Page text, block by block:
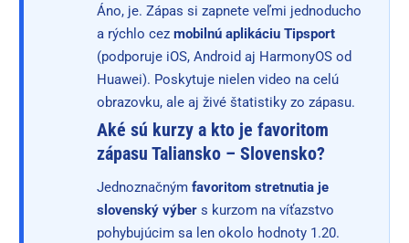
Áno, je. Zápas si zapnete veľmi jednoducho
a rýchlo cez mobilnú aplikáciu Tipsport
(podporuje iOS, Android aj HarmonyOS od
Huawei). Poskytuje nielen video na celú
obrazovku, ale aj živé štatistiky zo zápasu.
Aké sú kurzy a kto je favoritom
zápasu Taliansko – Slovensko?
Jednoznačným favoritom stretnutia je
slovenský výber s kurzom na víťazstvo
pohybujúcim sa len okolo hodnoty 1.20.